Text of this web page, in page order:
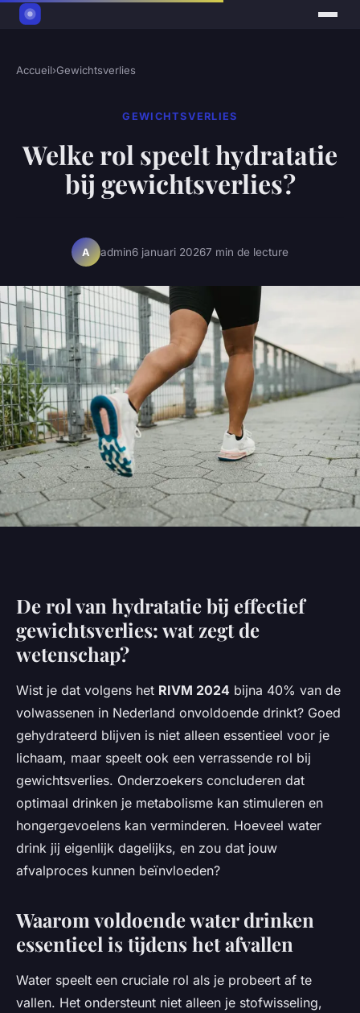
Accueil›Gewichtsverlies
GEWICHTSVERLIES
Welke rol speelt hydratatie
bij gewichtsverlies?
A admin6 januari 20267 min de lecture
De rol van hydratatie bij effectief
gewichtsverlies: wat zegt de
wetenschap?
Wist je dat volgens het RIVM 2024 bijna 40% van de
volwassenen in Nederland onvoldoende drinkt? Goed
gehydrateerd blijven is niet alleen essentieel voor je
lichaam, maar speelt ook een verrassende rol bij
gewichtsverlies. Onderzoekers concluderen dat
optimaal drinken je metabolisme kan stimuleren en
hongergevoelens kan verminderen. Hoeveel water
drink jij eigenlijk dagelijks, en zou dat jouw
afvalproces kunnen beïnvloeden?
Waarom voldoende water drinken
essentieel is tijdens het afvallen
Water speelt een cruciale rol als je probeert af te
vallen. Het ondersteunt niet alleen je stofwisseling,